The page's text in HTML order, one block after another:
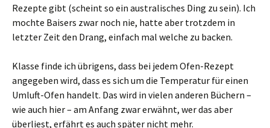
Rezepte gibt (scheint so ein australisches Ding zu sein). Ich
mochte Baisers zwar noch nie, hatte aber trotzdem in
letzter Zeit den Drang, einfach mal welche zu backen.
Klasse finde ich übrigens, dass bei jedem Ofen-Rezept
angegeben wird, dass es sich um die Temperatur für einen
Umluft-Ofen handelt. Das wird in vielen anderen Büchern –
wie auch hier – am Anfang zwar erwähnt, wer das aber
überliest, erfährt es auch später nicht mehr.